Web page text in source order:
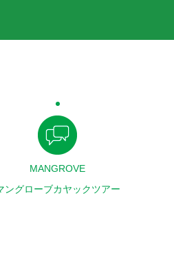
MANGROVE
ングローブカヤックツアー